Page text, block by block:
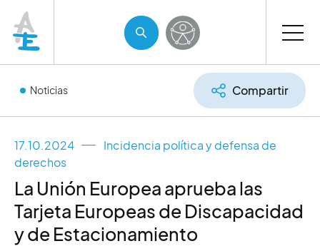
Noticias Compartir
17.10.2024
Incidencia política y defensa de
derechos
La Unión Europea aprueba las
Tarjeta Europeas de Discapacidad
y de Estacionamiento